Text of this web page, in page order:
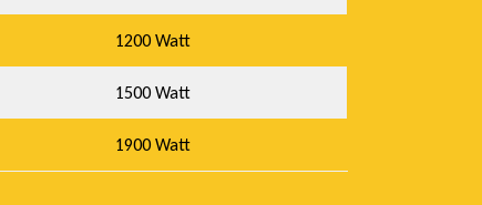
1200 Watt
1500 Watt
1900 Watt